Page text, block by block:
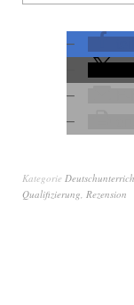
Kategorie
Qualifizierung, Rezension